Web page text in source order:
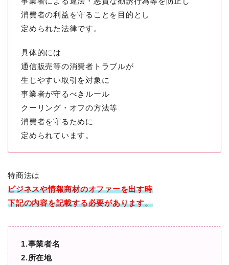
消費者の利益を守ることを目的とし
定められた法律です。
具体的には
通信販売等の消費者トラブルが
生じやすい取引を対象に
事業者が守るべきルール
クーリング・オフの方法等
消費者を守るために
定められています。
特商法は
ビジネスや情報商材のオファーを出す時
下記の内容を記載する必要があります。
1.事業者名
2.所在地